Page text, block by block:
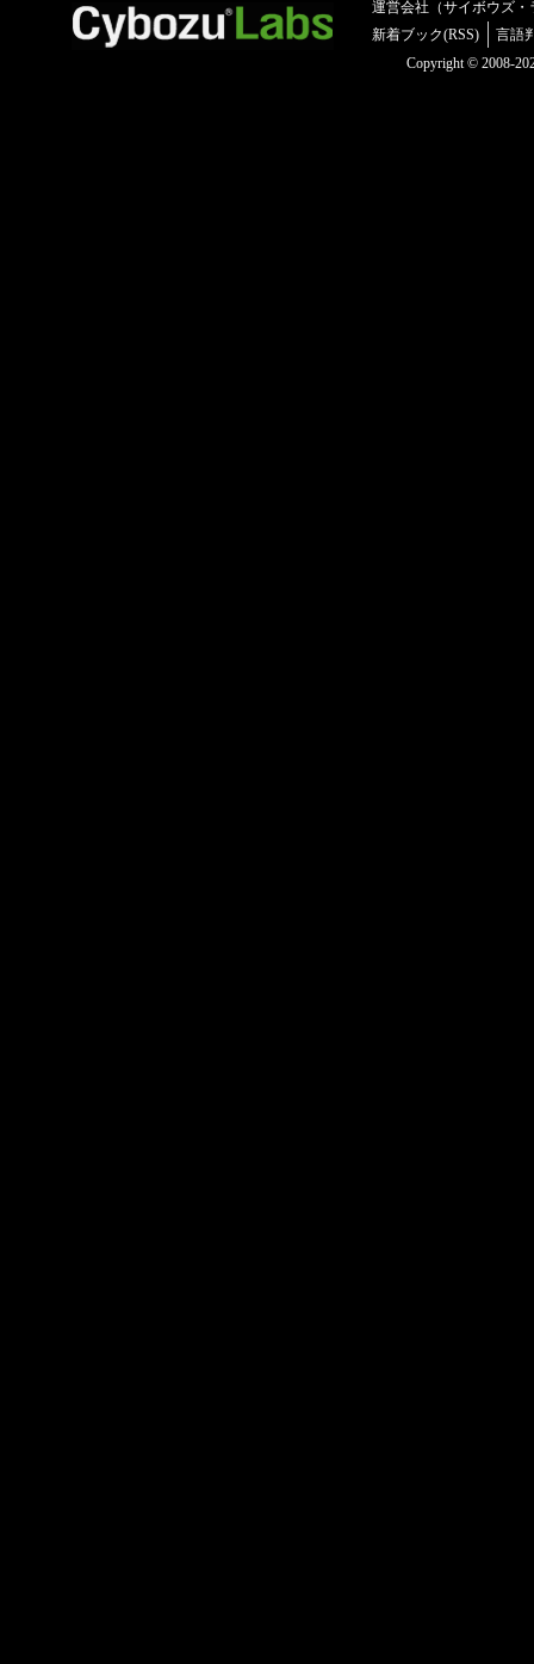
運営会社（サイボウズ・
新着ブック(RSS)
言語
Copyright © 2008-